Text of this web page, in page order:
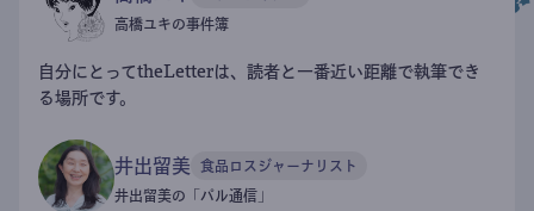
高橋ユキの事件簿
自分にとってtheLetterは、読者と一番近い距離で執筆でき
る場所です。
井出留美 食品ロスジャーナリスト
井出留美の「パル通信」